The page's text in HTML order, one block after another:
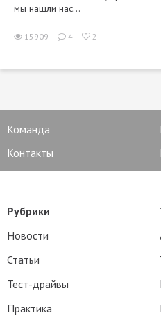
мы нашли нас...
15909 4 2
Команда
Контакты
Рубрики
Новости
Статьи
Тест-драйвы
Практика